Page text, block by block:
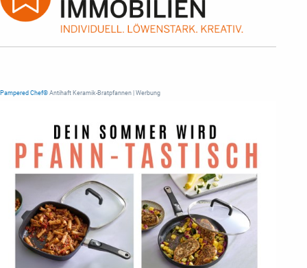
Pampered Chef® Antihaft Keramik-Bratpfannen | Werbung